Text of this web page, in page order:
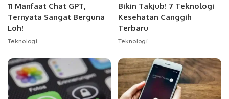
11 Manfaat Chat GPT,
Ternyata Sangat Berguna
Loh!
Teknologi
Bikin Takjub! 7 Teknologi
Kesehatan Canggih
Terbaru
Teknologi